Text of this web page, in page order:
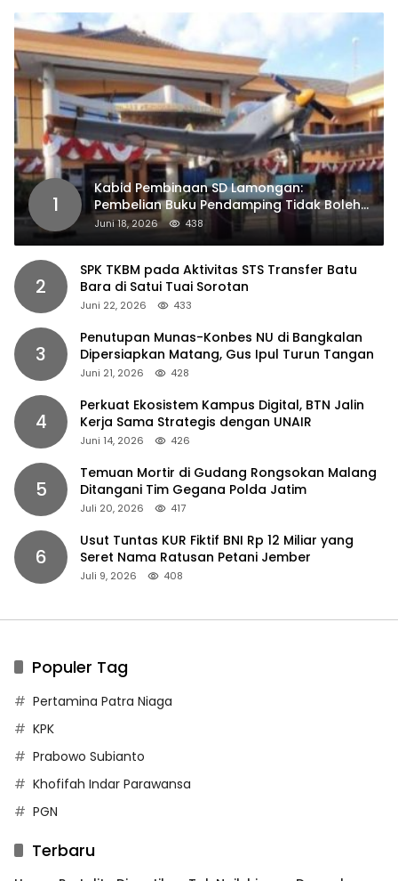
1
Kabid Pembinaan SD Lamongan:
Pembelian Buku Pendamping Tidak Boleh
Dipaksakan
Juni 18, 2026 438
2
SPK TKBM pada Aktivitas STS Transfer Batu
Bara di Satui Tuai Sorotan
Juni 22, 2026 433
3
Penutupan Munas-Konbes NU di Bangkalan
Dipersiapkan Matang, Gus Ipul Turun Tangan
Juni 21, 2026 428
4
Perkuat Ekosistem Kampus Digital, BTN Jalin
Kerja Sama Strategis dengan UNAIR
Juni 14, 2026 426
5
Temuan Mortir di Gudang Rongsokan Malang
Ditangani Tim Gegana Polda Jatim
Juli 20, 2026 417
6
Usut Tuntas KUR Fiktif BNI Rp 12 Miliar yang
Seret Nama Ratusan Petani Jember
Juli 9, 2026 408
Populer Tag
Pertamina Patra Niaga
KPK
Prabowo Subianto
Khofifah Indar Parawansa
PGN
Terbaru